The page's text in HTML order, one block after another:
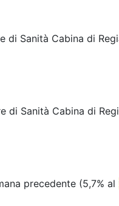
di Sanità Cabina di
di Sanità Cabina di
precedente (5,7% al